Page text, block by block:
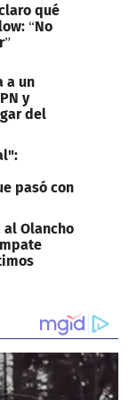
qué
“No
a un
y
del
pasó con
Olancho